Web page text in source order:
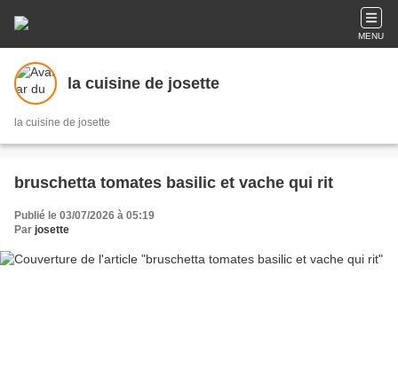
MENU
la cuisine de josette
la cuisine de josette
bruschetta tomates basilic et vache qui rit
Publié le 03/07/2026 à 05:19
Par josette